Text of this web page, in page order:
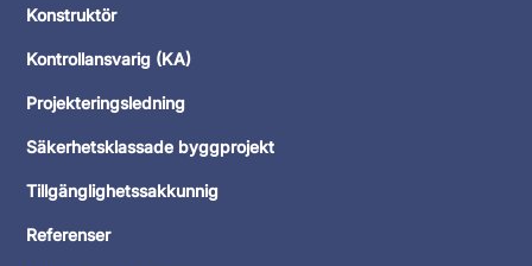
Konstruktör
Kontrollansvarig (KA)
Projekteringsledning
Säkerhetsklassade byggprojekt
Tillgänglighetssakkunnig
Referenser